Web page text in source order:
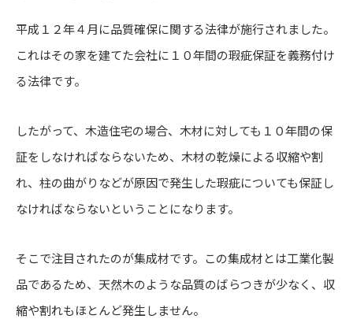
平成１２年４月に品質確保に関する法律が施行されました。
これはその家を建てた会社に１０年間の瑕疵保証を義務付け
る法律です。
したがって、木造住宅の場合、木材に対しても１０年間の保
証をしなければならないため、木材の乾燥による収縮や割
れ、柱の曲がりなどが原因で発生した瑕疵についても保証し
なければならないということになります。
そこで注目されたのが集成材です。この集成材とは工業化製
品であるため、天然木のような品質のばらつきが少なく、収
縮や割れもほとんど発生しません。